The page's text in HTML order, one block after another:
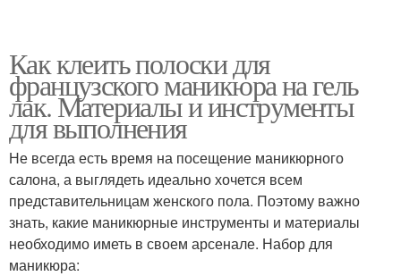
Как клеить полоски для
французского маникюра на гель
лак. Материалы и инструменты
для выполнения
Не всегда есть время на посещение маникюрного
салона, а выглядеть идеально хочется всем
представительницам женского пола. Поэтому важно
знать, какие маникюрные инструменты и материалы
необходимо иметь в своем арсенале. Набор для
маникюра: